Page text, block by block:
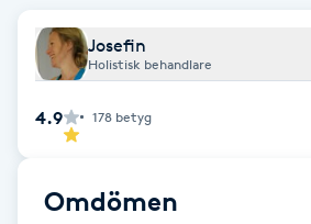
Fibromassage
Fillers
Josefin
Holistisk behandlare
4.9 178 betyg
Omdömen